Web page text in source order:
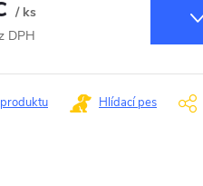
/ ks
DPH
Hlídací pes